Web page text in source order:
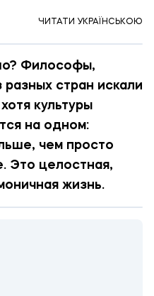
ЧИТАТИ УКРАЇНСЬКОЮ
Философы,
стран искали
культуры
на одном:
чем просто
Это целостная,
жизнь.